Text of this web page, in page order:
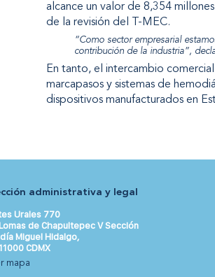
alcance un valor de 8,354
de la revisión del T-MEC.
“Como sector empresarial
contribución de la industria”,
En tanto, el intercambio
marcapasos y sistemas de
dispositivos manufacturados en
administrativa y legal
Urales 770
de Chapultepec V Sección
Miguel Hidalgo,
CDMX
mapa